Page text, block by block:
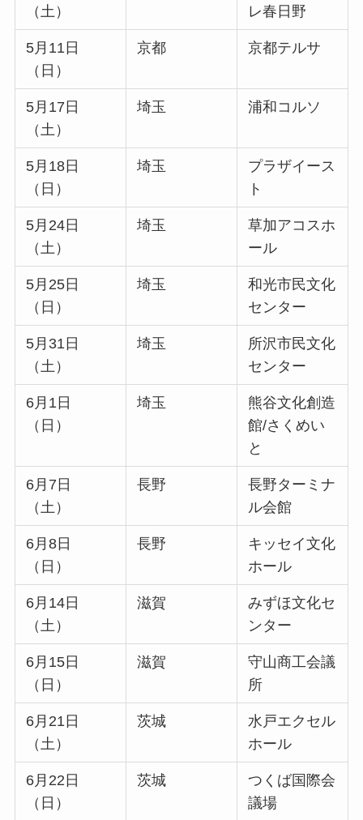
（土）
レ春日野
5月11日
（日）
京都 京都テルサ
5月17日
（土）
埼玉 浦和コルソ
5月18日
（日）
埼玉
プラザイース
ト
5月24日
（土）
埼玉
草加アコスホ
ール
5月25日
（日）
埼玉
和光市民文化
センター
5月31日
（土）
埼玉
所沢市民文化
センター
6月1日
（日）
埼玉
熊谷文化創造
館/さくめい
と
6月7日
（土）
長野
長野ターミナ
ル会館
6月8日
（日）
長野
キッセイ文化
ホール
6月14日
（土）
滋賀
みずほ文化セ
ンター
6月15日
（日）
滋賀
守山商工会議
所
6月21日
（土）
茨城
水戸エクセル
ホール
6月22日
（日）
茨城
つくば国際会
議場